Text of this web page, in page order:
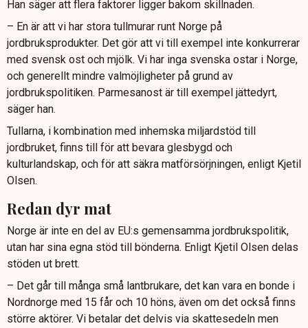
Han säger att flera faktorer ligger bakom skillnaden.
– En är att vi har stora tullmurar runt Norge på
jordbruksprodukter. Det gör att vi till exempel inte konkurrerar
med svensk ost och mjölk. Vi har inga svenska ostar i Norge,
och generellt mindre valmöjligheter på grund av
jordbrukspolitiken. Parmesanost är till exempel jättedyrt,
säger han.
Tullarna, i kombination med inhemska miljardstöd till
jordbruket, finns till för att bevara glesbygd och
kulturlandskap, och för att säkra matförsörjningen, enligt Kjetil
Olsen.
Redan dyr mat
Norge är inte en del av EU:s gemensamma jordbrukspolitik,
utan har sina egna stöd till bönderna. Enligt Kjetil Olsen delas
stöden ut brett.
– Det går till många små lantbrukare, det kan vara en bonde i
Nordnorge med 15 får och 10 höns, även om det också finns
större aktörer. Vi betalar det delvis via skattesedeln men